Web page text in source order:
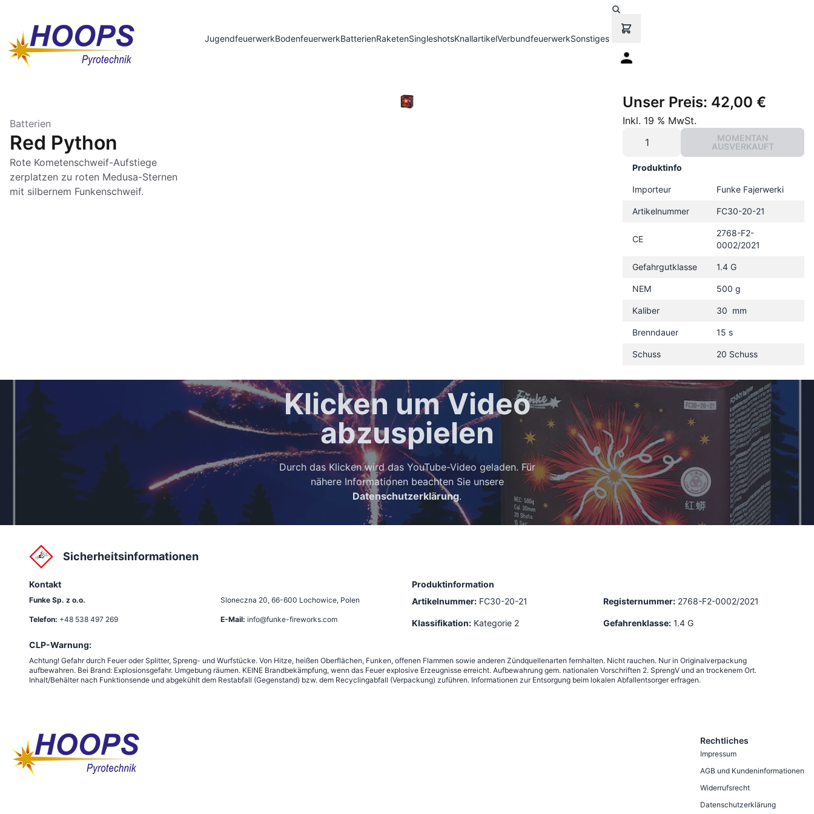
JugendfeuerwerkBodenfeuerwerkBatterienRaketenSingleshotsKnallartikelVerbundfeuerwerkSonstiges
Batterien
Red Python
Rote Kometenschweif-Aufstiege
zerplatzen zu roten Medusa-Sternen
mit silbernem Funkenschweif.
Unser Preis: 42,00 €
Inkl. 19 % MwSt.
MOMENTAN
AUSVERKAUFT
Produktinfo
Importeur Funke Fajerwerki
Artikelnummer FC30-20-21
CE
2768-F2-
0002/2021
Gefahrgutklasse 1.4 G
NEM 500 g
Kaliber 30 mm
Brenndauer 15 s
Schuss 20 Schuss
Klicken um Video
abzuspielen
Durch das Klicken wird das YouTube-Video geladen. Für
nähere Informationen beachten Sie unsere
Datenschutzerklärung.
Sicherheitsinformationen
Kontakt
Funke Sp. z o.o. Sloneczna 20, 66-600 Lochowice, Polen
Telefon: +48 538 497 269 E-Mail: info@funke-fireworks.com
Produktinformation
Artikelnummer: FC30-20-21 Registernummer: 2768-F2-0002/2021
Klassifikation: Kategorie 2 Gefahrenklasse: 1.4 G
CLP-Warnung:
Achtung! Gefahr durch Feuer oder Splitter, Spreng- und Wurfstücke. Von Hitze, heißen Oberflächen, Funken, offenen Flammen sowie anderen Zündquellenarten fernhalten. Nicht rauchen. Nur in Originalverpackung
aufbewahren. Bei Brand: Explosionsgefahr. Umgebung räumen. KEINE Brandbekämpfung, wenn das Feuer explosive Erzeugnisse erreicht. Aufbewahrung gem. nationalen Vorschriften 2. SprengV und an trockenem Ort.
Inhalt/Behälter nach Funktionsende und abgekühlt dem Restabfall (Gegenstand) bzw. dem Recyclingabfall (Verpackung) zuführen. Informationen zur Entsorgung beim lokalen Abfallentsorger erfragen.
Rechtliches
Impressum
AGB und Kundeninformationen
Widerrufsrecht
Datenschutzerklärung